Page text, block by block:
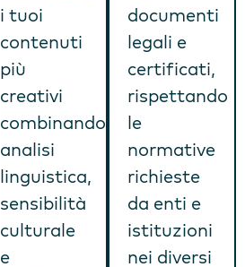
i tuoi
contenuti
più
creativi
combinando
analisi
linguistica,
sensibilità
culturale
e
documenti
legali e
certificati,
rispettando
le
normative
richieste
da enti e
istituzioni
nei diversi